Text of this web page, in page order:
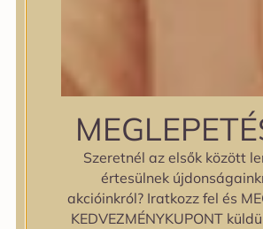
YUNJAC
Bőrállapot
Bőrállapot
Bőrtípus
Bőrtípus
Kombinált
Szeretnél az elsők között
értesülnek
akcióinkról? Iratkozz fel és
KEDVEZMÉNYKUPONT